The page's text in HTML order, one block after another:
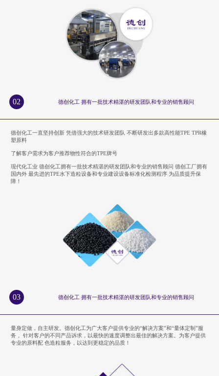
02 德创化工 拥有一批技术精湛的研发团队和专业的销售顾问
德创化工一直坚持创新 凭借强大的技术研发团队 不断研发出多款高性能TPE TPR橡
塑原料
了解客户需求为客户推荐物性符合的TPE牌号
现代化工业 德创化工拥有一批技术精湛的研发团队和专业的销售顾问 德创工厂拥有
国内外 最先进的TPE水下造粒设备和专业建设设备标准化检测程序 为品质提升保
障！
03 德创化工 拥有一批技术精湛的研发团队和专业的销售顾问
量身定做，自主研发。德创化工为广大客户提供专业的“解决方案”和“量体定制”服
务， 针对客户的不同产品诉求，以最快的速度调整出最佳的解决方案。为客户提供
专业的原料配 色造粒服务，以达到更稳定的品质！